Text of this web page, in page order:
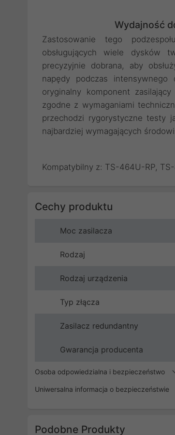
Wydajność
Zastosowanie tego
obsługujących wiele dysków
precyzyjnie dobrana, aby
napędy podczas
oryginalny komponent
zgodne z wymaganiami
przechodzi rygorystyczne testy
najbardziej wymagających
Kompatybilny z: TS-464U-RP,
Cechy produktu
Moc zasilacza
Rodzaj
Rodzaj urządzenia
Typ złącza
Zasilacz redundantny
Gwarancja producenta
Osoba odpowiedzialna i bezpieczeństwo
Uniwersalna informacja o bezpieczeństwie
Podobne Produkty